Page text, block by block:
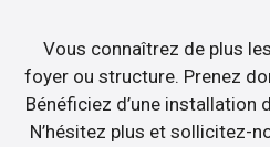
Vous connaîtrez de plus
foyer ou structure. Prenez
Bénéficiez d’une installation
N’hésitez plus et sollicitez-